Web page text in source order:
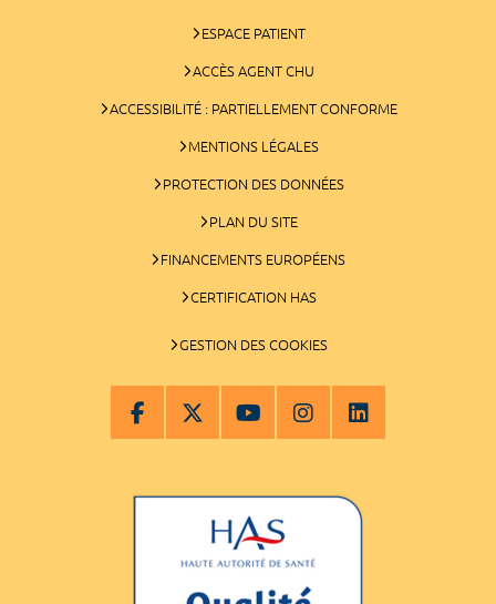
ESPACE PATIENT
ACCÈS AGENT CHU
ACCESSIBILITÉ : PARTIELLEMENT CONFORME
MENTIONS LÉGALES
PROTECTION DES DONNÉES
PLAN DU SITE
FINANCEMENTS EUROPÉENS
CERTIFICATION HAS
GESTION DES COOKIES